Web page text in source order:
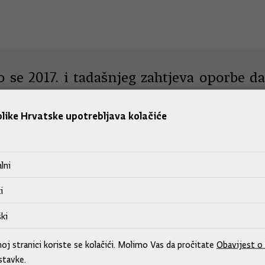
se 2017. i tadašnjeg zahtjeva oporbe
za Agrokor, inače neće biti
uprave i digitalne transformacije
institucije.
Hrvatske upotrebljava kolačiće
stranici koriste se kolačići. Molimo Vas da pročitate Obavijest o